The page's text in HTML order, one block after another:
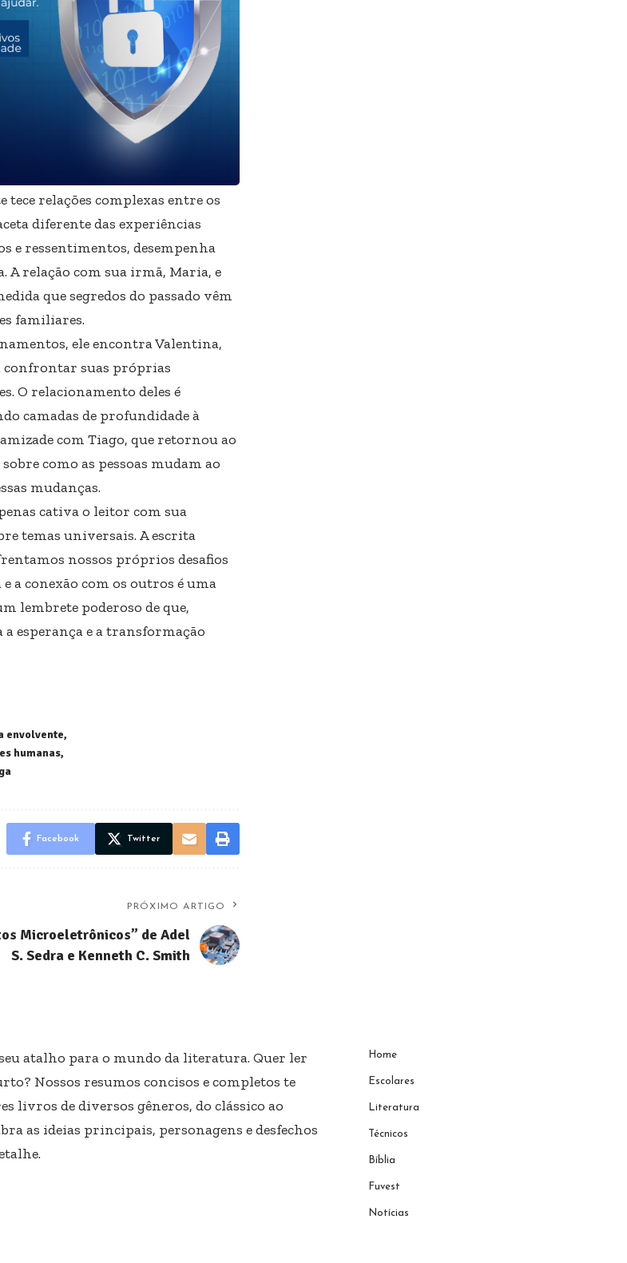
relações complexas entre os
diferente das experiências
e ressentimentos, desempenha
A relação com sua irmã, Maria, e
que segredos do passado vêm
familiares.
ele encontra Valentina,
confrontar suas próprias
O relacionamento deles é
camadas de profundidade à
com Tiago, que retornou ao
como as pessoas mudam ao
mudanças.
cativa o leitor com sua
temas universais. A escrita
nossos próprios desafios
a conexão com os outros é uma
lembrete poderoso de que,
esperança e a transformação
envolvente
humanas
Facebook Twitter
PRÓXIMO ARTIGO
Microeletrônicos” de Adel
S. Sedra e Kenneth C. Smith
atalho para o mundo da literatura. Quer ler
Nossos resumos concisos e completos te
livros de diversos gêneros, do clássico ao
as ideias principais, personagens e desfechos
Home
Escolares
Literatura
Técnicos
Bíblia
Fuvest
Notícias